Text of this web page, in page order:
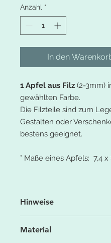
Anzahl *
In den
1 Apfel aus Filz (2-3mm)
gewählten Farbe.
Die Filzteile sind zum
Gestalten oder
bestens geeignet.
° Maße eines Apfels: 7,4 x
Hinweise
Bildschirmeinstellung
Material